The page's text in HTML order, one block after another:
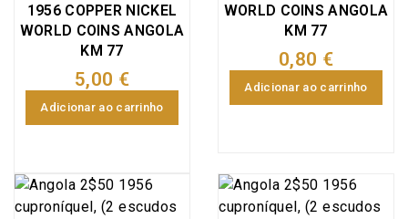
1956 COPPER NICKEL
WORLD COINS ANGOLA
KM 77
5,00 €
Adicionar ao carrinho
WORLD COINS ANGOLA
KM 77
0,80 €
Adicionar ao carrinho